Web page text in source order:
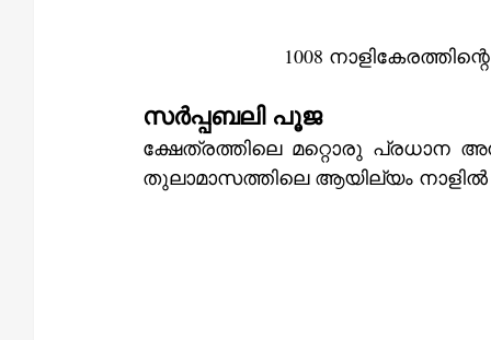
1008
സർപ്പബലി പൂജ
ക്ഷേത്രത്തിലെ മറ്റൊരു പ്രധാന അനുഷ്ഠാനമാണ്‌
തുലാമാസത്തിലെ ആയില്യം